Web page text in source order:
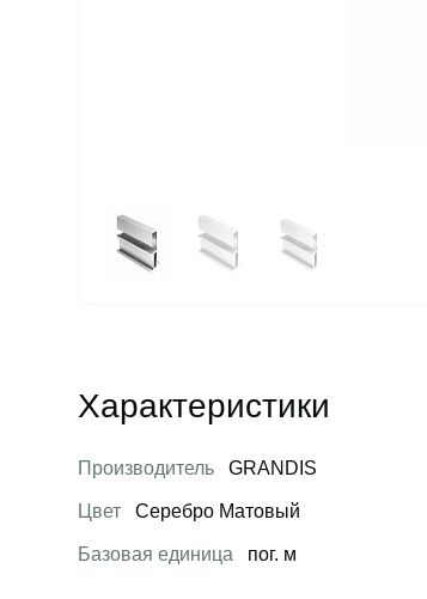
Характеристики
Производитель GRANDIS
Цвет Серебро Матовый
Базовая единица пог. м